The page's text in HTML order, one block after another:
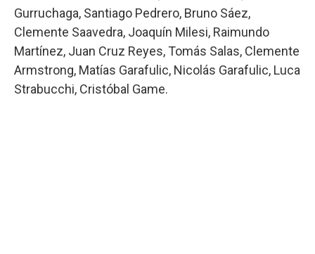
Gurruchaga, Santiago Pedrero, Bruno Sáez,
Clemente Saavedra, Joaquín Milesi, Raimundo
Martínez, Juan Cruz Reyes, Tomás Salas, Clemente
Armstrong, Matías Garafulic, Nicolás Garafulic, Luca
Strabucchi, Cristóbal Game.